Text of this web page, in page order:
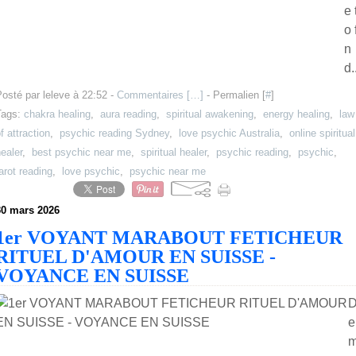
e
o
n
par leleve à 22:52 - Commentaires […] - Permalien [#]
chakra healing, aura reading, spiritual awakening, energy healing,
law
attraction, psychic reading Sydney, love psychic Australia, online spiritual
, best psychic near me, spiritual healer, psychic reading, psychic,
reading, love psychic, psychic near me
mars 2026
VOYANT MARABOUT FETICHEUR
D'AMOUR EN SUISSE -
EN SUISSE
D
e